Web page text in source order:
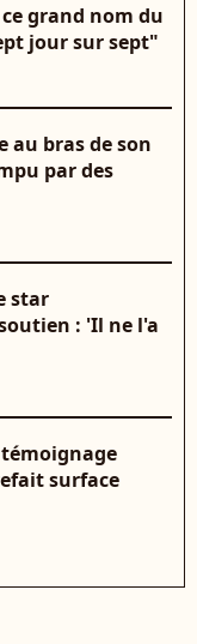
grand nom du
jour sur sept"
au bras de son
par des
star
: 'Il ne l'a
surface